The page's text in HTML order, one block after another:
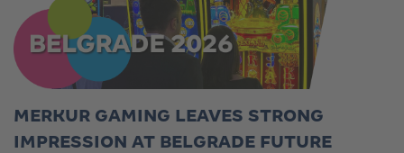
MERKUR GAMING LEAVES STRONG
IMPRESSION AT BELGRADE FUTURE